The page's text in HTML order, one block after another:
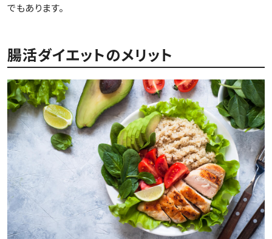
でもあります。
腸活ダイエットのメリット